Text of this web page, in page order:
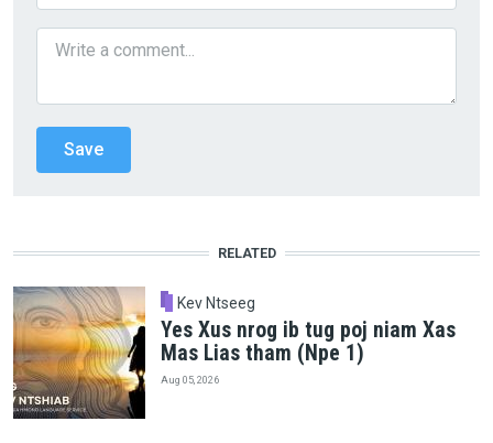
RELATED
Kev Ntseeg
Yes Xus nrog ib tug poj niam Xas
Mas Lias tham (Npe 1)
Aug 05, 2026